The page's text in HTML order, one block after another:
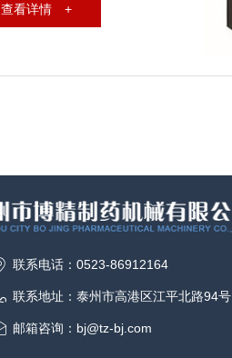
查看详情 +
联系电话：0523-86912164
联系地址：泰州市高港区江平北路94号
邮箱咨询：bj@tz-bj.com